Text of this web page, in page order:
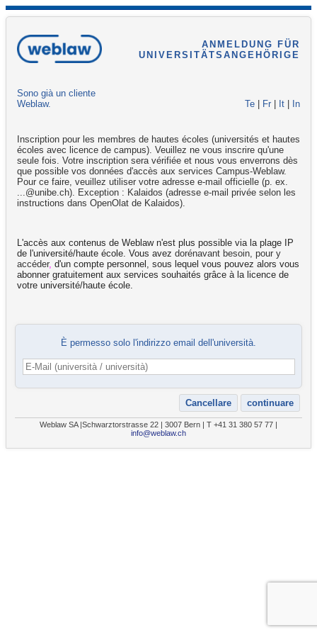
ANMELDUNG FÜR
UNIVERSITÄTSANGEHÖRIGE
Sono già un cliente
Weblaw.
Te Fr It In
Inscription pour les membres de hautes écoles (universités et hautes
écoles avec licence de campus). Veuillez ne vous inscrire qu'une
seule fois. Votre inscription sera vérifiée et nous vous enverrons dès
que possible vos données d'accès aux services Campus-Weblaw.
Pour ce faire, veuillez utiliser votre adresse e-mail officielle (p. ex.
...@unibe.ch). Exception : Kalaidos (adresse e-mail privée selon les
instructions dans OpenOlat de Kalaidos).
L'accès aux contenus de Weblaw n'est plus possible via la plage IP
de l'université/haute école. Vous avez dorénavant besoin, pour y
accéder, d'un compte personnel, sous lequel vous pouvez alors vous
abonner gratuitement aux services souhaités grâce à la licence de
votre université/haute école.
È permesso solo l'indirizzo email dell'università.
Weblaw SA |Schwarztorstrasse 22 | 3007 Bern | T +41 31 380 57 77 |
info@weblaw.ch